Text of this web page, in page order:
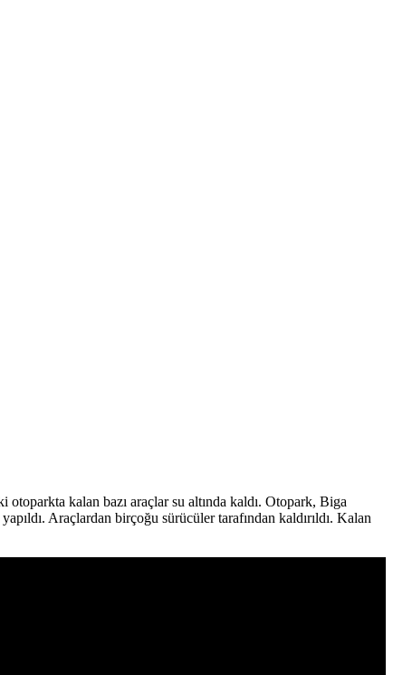
kalan bazı araçlar su altında kaldı. Otopark, Biga
Araçlardan birçoğu sürücüler tarafından kaldırıldı. Kalan